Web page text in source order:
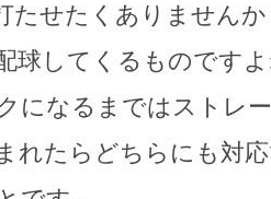
たせたくありません
球してくるものです
になるまではストレ
れたらどちらにも対